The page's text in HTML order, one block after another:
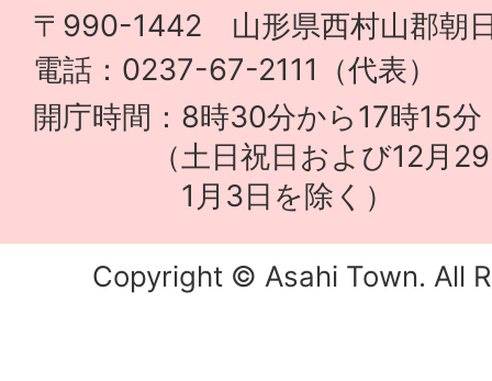
〒990-1442 山形県西村山郡朝
電話：0237-67-2111（代表）
開庁時間：8時30分から17時15分
（土日祝日および12月29
1月3日を除く）
Copyright © Asahi Town. All